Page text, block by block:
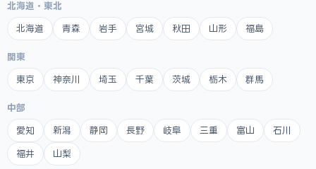
北海道・東北
北海道 青森 岩手 宮城 秋田 山形 福島
関東
東京 神奈川 埼玉 千葉 茨城 栃木 群馬
中部
愛知 新潟 静岡 長野 岐阜 三重 富山 石川
福井 山梨